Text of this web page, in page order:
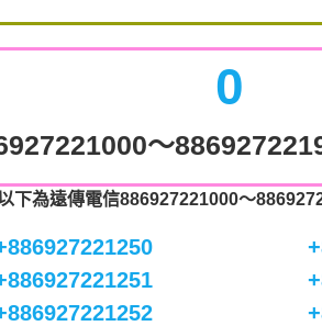
0
～
下為遠傳電信886927221000～